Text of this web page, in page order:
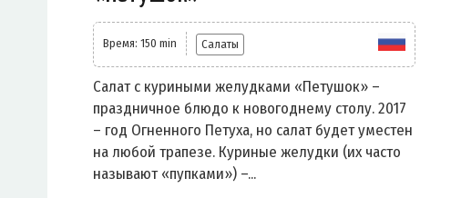
Время: 150 min Салаты
Салат с куриными желудками «Петушок» –
праздничное блюдо к новогоднему столу. 2017
– год Огненного Петуха, но салат будет уместен
на любой трапезе. Куриные желудки (их часто
называют «пупками») –...